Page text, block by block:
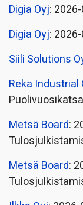
Digia Oyj:
Digia Oyj:
Siili Solutions
Reka Industrial
Metsä Board:
Metsä Board: